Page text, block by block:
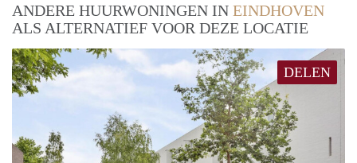
ANDERE HUURWONINGEN IN EINDHOVEN
ALS ALTERNATIEF VOOR DEZE LOCATIE
DELEN